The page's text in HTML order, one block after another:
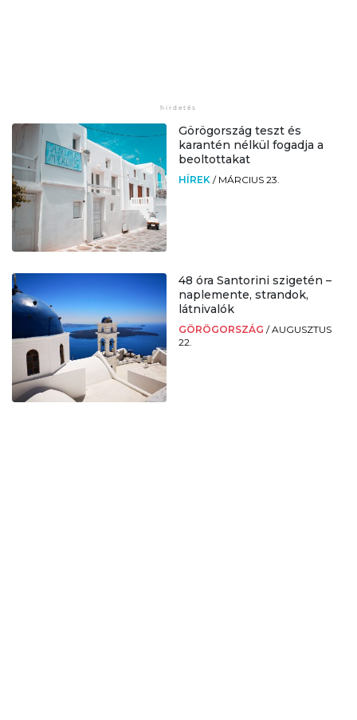
Görögország teszt és
karantén nélkül fogadja a
beoltottakat
HÍREK / MÁRCIUS 23.
48 óra Santorini szigetén –
naplemente, strandok,
látnivalók
GÖRÖGORSZÁG /AUGUSZTUS
22.